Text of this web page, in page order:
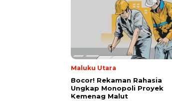
Maluku Utara
Bocor! Rekaman Rahasia
Ungkap Monopoli Proyek
Kemenag Malut